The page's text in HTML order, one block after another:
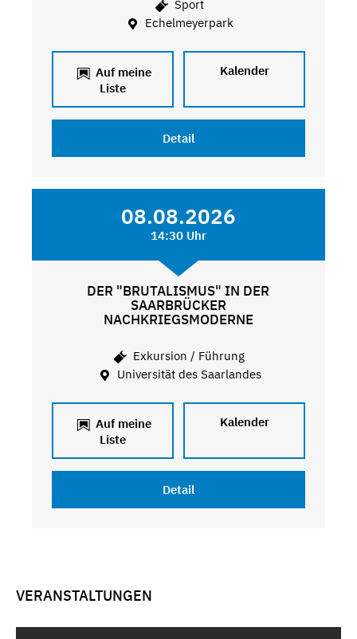
Sport
Echelmeyerpark
Auf meine
Liste
Kalender
Detail
08.08.2026
14:30 Uhr
DER "BRUTALISMUS" IN DER
SAARBRÜCKER
NACHKRIEGSMODERNE
Exkursion / Führung
Universität des Saarlandes
Auf meine
Liste
Kalender
Detail
VERANSTALTUNGEN